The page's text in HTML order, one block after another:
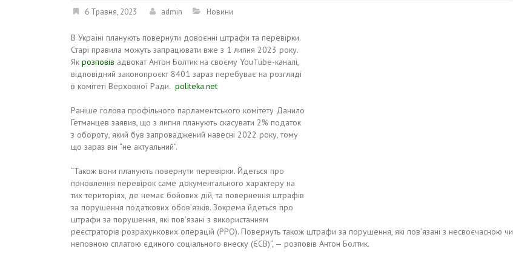
6 Травня, 2023 admin Новини
В Україні планують повернути довоєнні штрафи та перевірки.
Старі правила можуть запрацювати вже з 1 липня 2023 року.
Як розповів адвокат Антон Болтик на своєму YouTube-каналі,
відповідний законопроєкт 8401 зараз перебуває на розгляді
в комітеті Верховної Ради. politeka.net
Раніше голова профільного парламентського комітету Данило
Гетманцев заявив, що з липня планують скасувати 2% податок
з обороту, який був запроваджений навесні 2022 року, тому
що зараз він “не актуальний”.
“Також вони планують повернути перевірки. Йдеться про
поновлення перевірок саме документального характеру на
тих територіях, де немає бойових дій, та повернення штрафів
за порушення податкових обов’язків. Зокрема йдеться про
штрафи за порушення, які пов’язані з використанням
реєстраторів розрахункових операцій (РРО). Повернуть також штрафи за порушення, які пов’язані з несвоєчасною чи
неповною сплатою єдиного соціального внеску (ЄСВ)”, — розповів Антон Болтик.